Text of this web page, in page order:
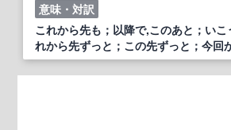
意味・対訳
これから先も；以降で,このあと；いこ
れから先ずっと；この先ずっと；今回